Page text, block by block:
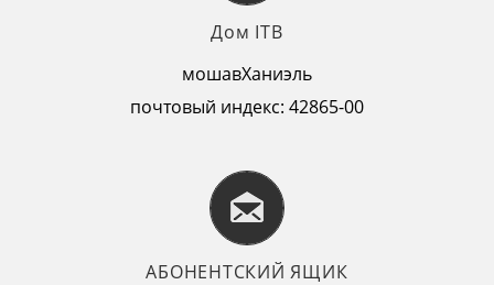
Дом ITB
мошавХаниэль
почтовый индекс: 42865-00
АБОНЕНТСКИЙ ЯЩИК